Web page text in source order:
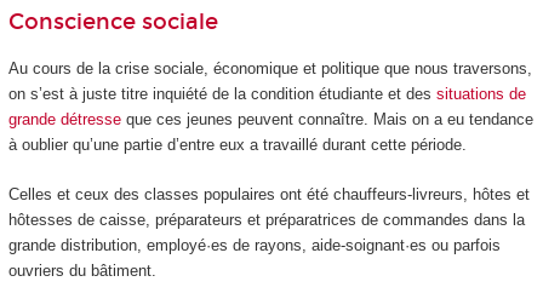
Conscience sociale
Au cours de la crise sociale, économique et politique que nous traversons,
on s’est à juste titre inquiété de la condition étudiante et des situations de
grande détresseque ces jeunes peuvent connaître. Mais on a eu tendance
à oublier qu’une partie d’entre eux a travaillé durant cette période.
Celles et ceux des classes populaires ont été chauffeurs-livreurs, hôtes et
hôtesses de caisse, préparateurs et préparatrices de commandes dans la
grande distribution, employé·es de rayons, aide-soignant·es ou parfois
ouvriers du bâtiment.